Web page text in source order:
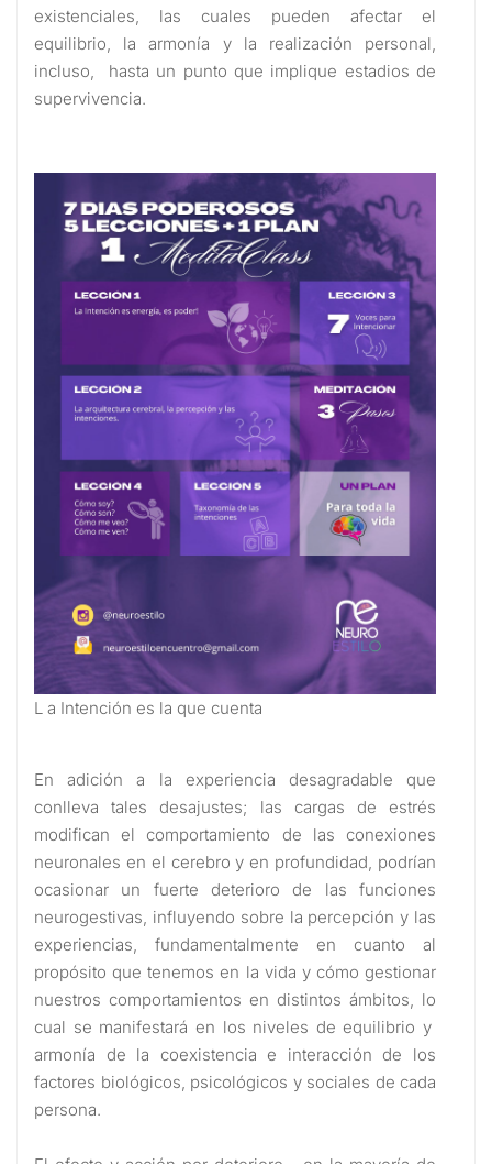
existenciales, las cuales pueden afectar el
equilibrio, la armonía y la realización personal,
incluso, hasta un punto que implique estadios de
supervivencia.
L a Intención es la que cuenta
En adición a la experiencia desagradable que
conlleva tales desajustes; las cargas de estrés
modifican el comportamiento de las conexiones
neuronales en el cerebro y en profundidad, podrían
ocasionar un fuerte deterioro de las funciones
neurogestivas, influyendo sobre la percepción y las
experiencias, fundamentalmente en cuanto al
propósito que tenemos en la vida y cómo gestionar
nuestros comportamientos en distintos ámbitos, lo
cual se manifestará en los niveles de equilibrio y
armonía de la coexistencia e interacción de los
factores biológicos, psicológicos y sociales de cada
persona.